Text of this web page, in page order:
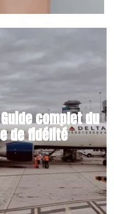
complet du
de fidélité